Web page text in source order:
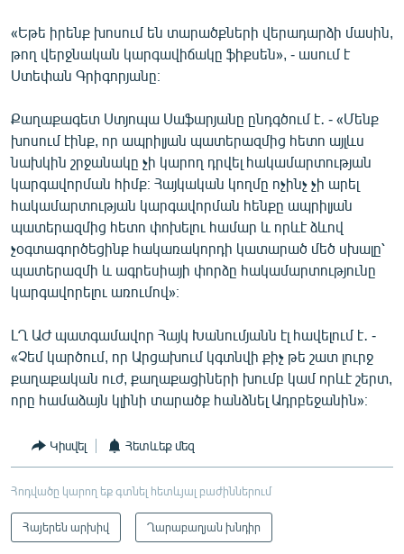
«Եթե իրենք խոսում են տարածքների վերադարձի մասին,
թող վերջնական կարգավիճակը ֆիքսեն», - ասում է
Ստեփան Գրիգորյանը։
Քաղաքագետ Ստյոպա Սաֆարյանը ընդգծում է․ - «Մենք
խոսում էինք, որ ապրիլյան պատերազմից հետո այլևս
նախկին շրջանակը չի կարող դրվել հակամարտության
կարգավորման հիմք։ Հայկական կողմը ոչինչ չի արել
հակամարտության կարգավորման հենքը ապրիլյան
պատերազմից հետո փոխելու համար և որևէ ձևով
չօգտագործեցինք հակառակորդի կատարած մեծ սխալը՝
պատերազմի և ագրեսիայի փորձը հակամարտությունը
կարգավորելու առումով»։
ԼՂ ԱԺ պատգամավոր Հայկ Խանումյանն էլ հավելում է․ -
«Չեմ կարծում, որ Արցախում կգտնվի քիչ թե շատ լուրջ
քաղաքական ուժ, քաղաքացիների խումբ կամ որևէ շերտ,
որը համաձայն կլինի տարածք հանձնել Ադրբեջանին»։
Կիսվել Հետևեք մեզ
Հոդվածը կարող եք գտնել հետևյալ բաժիններում
Հայերեն արխիվ Ղարաբաղյան խնդիր